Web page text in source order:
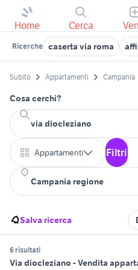
Home Cerca
Ricerche caserta via roma
Subito Appartamenti Campania
Cosa cerchi?
Appartamenti Filtri
Salva ricerca
6 risultati
Via diocleziano - Vendita